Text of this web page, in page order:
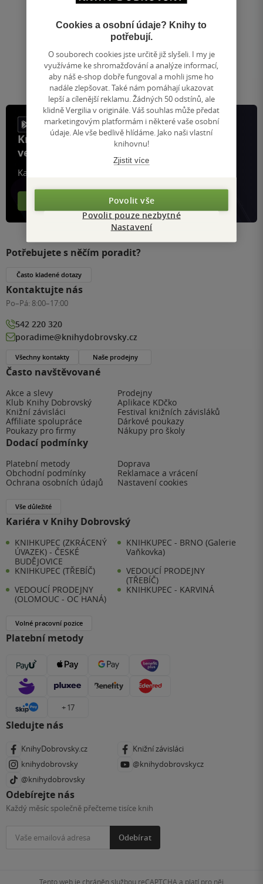
Zobrazeno 20 z 20
Přejít
na
stránku
Knihy, recenze a klubové výhody
ve vaší kapse a naší appce KDčko
Každý měsíc společně přečteme tisíce knih
Více o klubu
Často navštěvované
Akce a slevy
Prodejny
Klub Knihy Dobrovský
Aplikace KDčko
Knižní závisláci
Festival knižních závisláků
Affiliate spolupráce
Dárkové poukazy
Poukazy pro firmy
Nákupy pro školy
Dodací podmínky
Platební metody
Doprava
Obchodní podmínky
Reklamace a vrácení
Ochrana osobních údajů
Nastavení cookies
Vše důležité
Kariéra v Knihy Dobrovský
KNIHKUPEC (ZKRÁCENÝ
ÚVAZEK) - ČESKÉ
BUDĚJOVICE
KNIHKUPEC - BRNO (Galerie
Vaňkovka)
KNIHKUPEC (TŘEBÍČ)
VEDOUCÍ PRODEJNY
(TŘEBÍČ)
VEDOUCÍ PRODEJNY
(OLOMOUC - OC HANÁ)
KNIHKUPEC - KARVINÁ
Volné pracovní pozice
Platební metody
+ 17
Sledujte nás
KnihyDobrovsky.cz
Knižní závisláci
knihydobrovsky
@knihydobrovskycz
@knihydobrovsky
Odebírejte nás
Každý měsíc společně přečteme tisíce knih
Odebírat
Potřebujete s něčím poradit?
Často kladené dotazy
Kontaktujte nás
Po–Pá: 8:00–17:00
542 220 320
poradime@knihydobrovsky.cz
Všechny kontakty Naše prodejny
Tento web je chráněn službou reCAPTCHA a platí pro něj
Cookies a osobní údaje? Knihy to
potřebují.
O souborech cookies jste určitě již slyšeli. I my je
využíváme ke shromažďování a analýze informací,
aby náš e-shop dobře fungoval a mohli jsme ho
nadále zlepšovat. Také nám pomáhají ukazovat
lepší a cílenější reklamu. Žádných 50 odstínů, ale
klidně Vergilia v originále. Váš souhlas může předat
marketingovým platformám i některé vaše osobní
údaje. Ale vše bedlivě hlídáme. Jako naši vlastní
knihovnu!
Zjistit více
Povolit vše
Povolit pouze nezbytné
Nastavení